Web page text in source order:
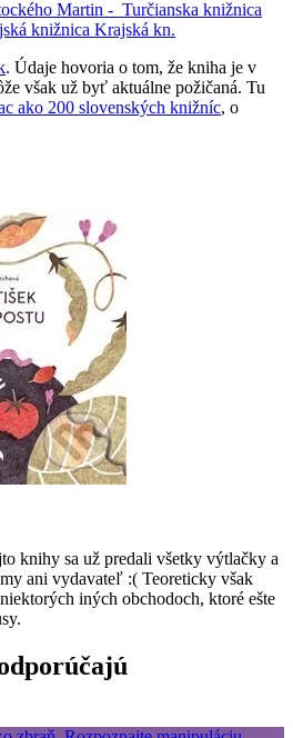
Martin - Turčianska knižnica
knižnica Krajská kn.
. Údaje hovoria o tom, že kniha je v
však už byť aktuálne požičaná. Tu
ako 200 slovenských knižníc, o
knihy sa už predali všetky výtlačky a
ani vydavateľ :( Teoreticky však
iných obchodoch, ktoré ešte